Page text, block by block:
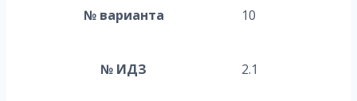
№ варианта 10
№ ИДЗ 2.1